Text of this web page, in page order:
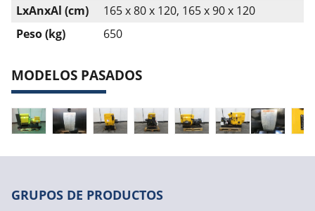
LxAnxAl (cm)
165 x 80 x 120, 165 x 90 x 120
Peso (kg)
650
MODELOS PASADOS
GRUPOS DE PRODUCTOS